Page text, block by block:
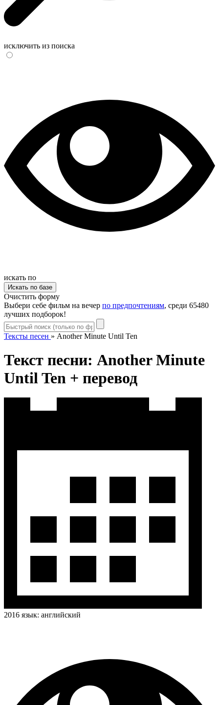
исключить из поиска
искать по
Очистить форму
Выбери себе фильм на вечер по предпочтениям, среди 65480
лучших подборок!
Тексты песен » Another Minute Until Ten
Текст песни: Another Minute
Until Ten + перевод
2016 язык: английский